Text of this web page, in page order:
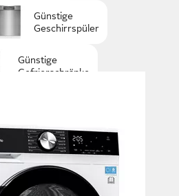
Günstige
Geschirrspüler
Günstige
Gefrierschränke
Günstige Herde